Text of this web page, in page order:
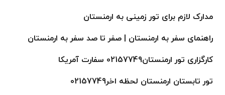
مدارک لازم برای تور زمینی به ارمنستان
راهنمای سفر به ارمنستان | صفر تا صد سفر به ارمنستان
کارگزاری تور ارمنستان02157749 سفارت آمریکا
تور تابستان ارمنستان لحظه اخر02157749